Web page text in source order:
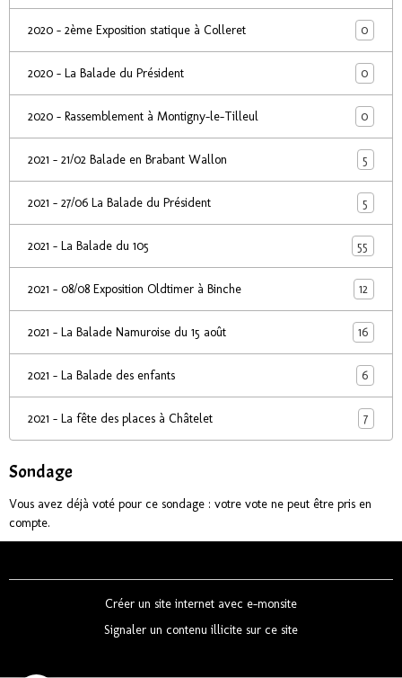
2020 - 2ème Exposition statique à Colleret 0
2020 - La Balade du Président 0
2020 - Rassemblement à Montigny-le-Tilleul 0
2021 - 21/02 Balade en Brabant Wallon 5
2021 - 27/06 La Balade du Président 5
2021 - La Balade du 105 55
2021 - 08/08 Exposition Oldtimer à Binche 12
2021 - La Balade Namuroise du 15 août 16
2021 - La Balade des enfants 6
2021 - La fête des places à Châtelet 7
Sondage
Vous avez déjà voté pour ce sondage : votre vote ne peut être pris en
compte.
Créer un site internet avec e-monsite
Signaler un contenu illicite sur ce site